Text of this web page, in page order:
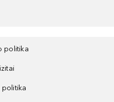
politika
politika